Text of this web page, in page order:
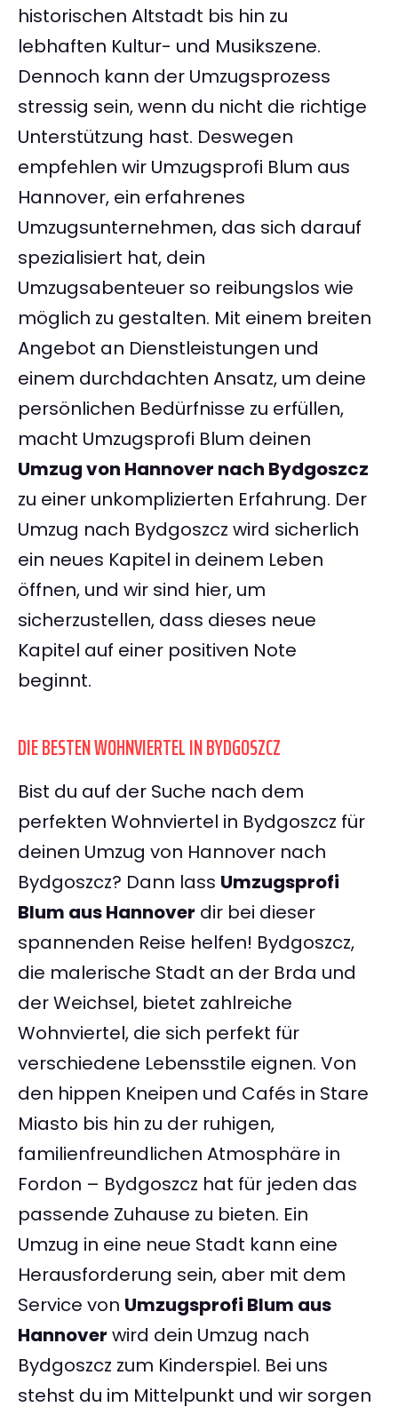
historischen Altstadt bis hin zu
lebhaften Kultur- und Musikszene.
Dennoch kann der Umzugsprozess
stressig sein, wenn du nicht die richtige
Unterstützung hast. Deswegen
empfehlen wir Umzugsprofi Blum aus
Hannover, ein erfahrenes
Umzugsunternehmen, das sich darauf
spezialisiert hat, dein
Umzugsabenteuer so reibungslos wie
möglich zu gestalten. Mit einem breiten
Angebot an Dienstleistungen und
einem durchdachten Ansatz, um deine
persönlichen Bedürfnisse zu erfüllen,
macht Umzugsprofi Blum deinen
Umzug von Hannover nach Bydgoszcz
zu einer unkomplizierten Erfahrung. Der
Umzug nach Bydgoszcz wird sicherlich
ein neues Kapitel in deinem Leben
öffnen, und wir sind hier, um
sicherzustellen, dass dieses neue
Kapitel auf einer positiven Note
beginnt.
DIE BESTEN WOHNVIERTEL IN BYDGOSZCZ
Bist du auf der Suche nach dem
perfekten Wohnviertel in Bydgoszcz für
deinen Umzug von Hannover nach
Bydgoszcz? Dann lass Umzugsprofi
Blum aus Hannover dir bei dieser
spannenden Reise helfen! Bydgoszcz,
die malerische Stadt an der Brda und
der Weichsel, bietet zahlreiche
Wohnviertel, die sich perfekt für
verschiedene Lebensstile eignen. Von
den hippen Kneipen und Cafés in Stare
Miasto bis hin zu der ruhigen,
familienfreundlichen Atmosphäre in
Fordon – Bydgoszcz hat für jeden das
passende Zuhause zu bieten. Ein
Umzug in eine neue Stadt kann eine
Herausforderung sein, aber mit dem
Service von Umzugsprofi Blum aus
Hannover wird dein Umzug nach
Bydgoszcz zum Kinderspiel. Bei uns
stehst du im Mittelpunkt und wir sorgen